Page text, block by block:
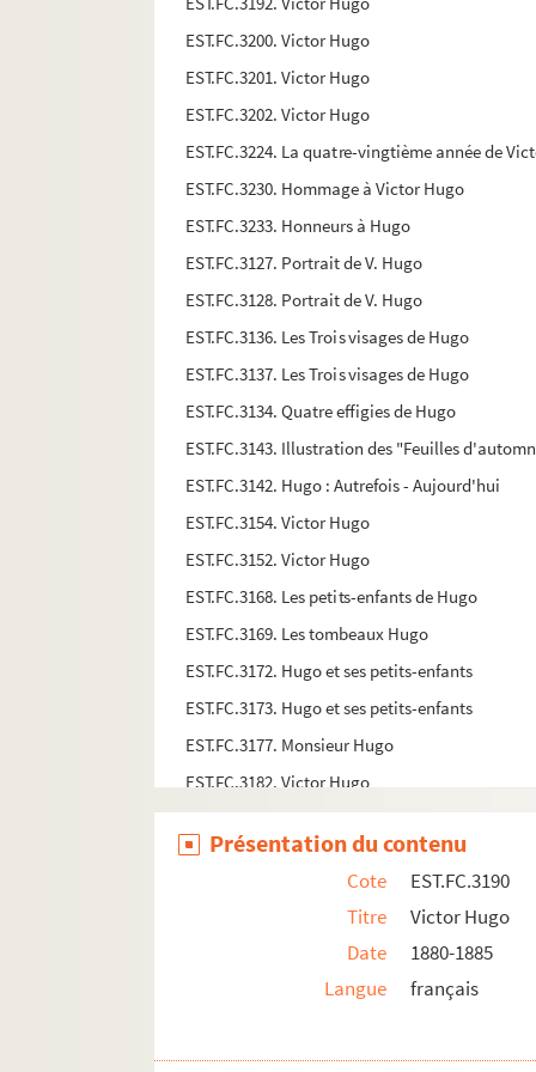
EST.FC.3200. Victor Hugo
EST.FC.3201. Victor Hugo
EST.FC.3202. Victor Hugo
EST.FC.3224. La quatre-vingtième année de
EST.FC.3230. Hommage à Victor Hugo
EST.FC.3233. Honneurs à Hugo
EST.FC.3127. Portrait de V. Hugo
EST.FC.3128. Portrait de V. Hugo
EST.FC.3136. Les Trois visages de Hugo
EST.FC.3137. Les Trois visages de Hugo
EST.FC.3134. Quatre effigies de Hugo
EST.FC.3143. Illustration des "Feuilles
EST.FC.3142. Hugo : Autrefois - Aujourd'hui
EST.FC.3154. Victor Hugo
EST.FC.3152. Victor Hugo
EST.FC.3168. Les petits-enfants de Hugo
EST.FC.3169. Les tombeaux Hugo
EST.FC.3172. Hugo et ses petits-enfants
EST.FC.3173. Hugo et ses petits-enfants
EST.FC.3177. Monsieur Hugo
EST.FC.3182. Victor Hugo
EST.FC.3181. Hugo
EST.FC.3178. Victor Hugo
EST.FC.3179. Victor Hugo
EST.FC.3548. A l'Arc de Triomphe. - Allégorie
EST.FC.3450. A propos de Ruy Blas
Présentation du contenu
Cote
EST.FC.3190
Titre
Victor Hugo
Date
1880-1885
Langue
français